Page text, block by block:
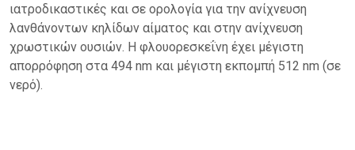
ιατροδικαστικές και σε ορολογία για την ανίχνευση
λανθάνοντων κηλίδων αίματος και στην ανίχνευση
χρωστικών ουσιών. Η φλουορεσκεΐνη έχει μέγιστη
απορρόφηση στα 494 nm και μέγιστη εκπομπή 512 nm (σε
νερό).